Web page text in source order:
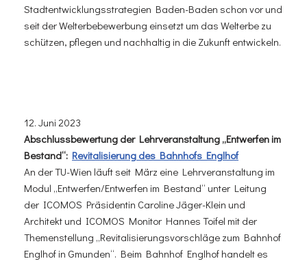
Stadtentwicklungsstrategien Baden-Baden schon vor und
seit der Welterbebewerbung einsetzt um das Welterbe zu
schützen, pflegen und nachhaltig in die Zukunft entwickeln.
12. Juni 2023
Abschlussbewertung der Lehrveranstaltung „Entwerfen im
Bestand“: Revitalisierung des Bahnhofs Englhof
An der TU-Wien läuft seit März eine Lehrveranstaltung im
Modul „Entwerfen/Entwerfen im Bestand“ unter Leitung
der ICOMOS Präsidentin Caroline Jäger-Klein und
Architekt und ICOMOS Monitor Hannes Toifel mit der
Themenstellung „Revitalisierungsvorschläge zum Bahnhof
Englhof in Gmunden“. Beim Bahnhof Englhof handelt es